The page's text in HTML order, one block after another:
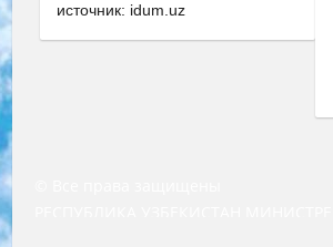
источник: idum.uz